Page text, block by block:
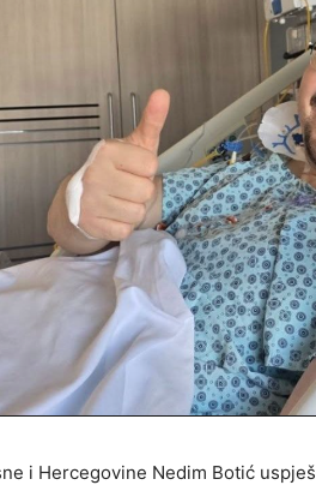
i Hercegovine Nedim Botić